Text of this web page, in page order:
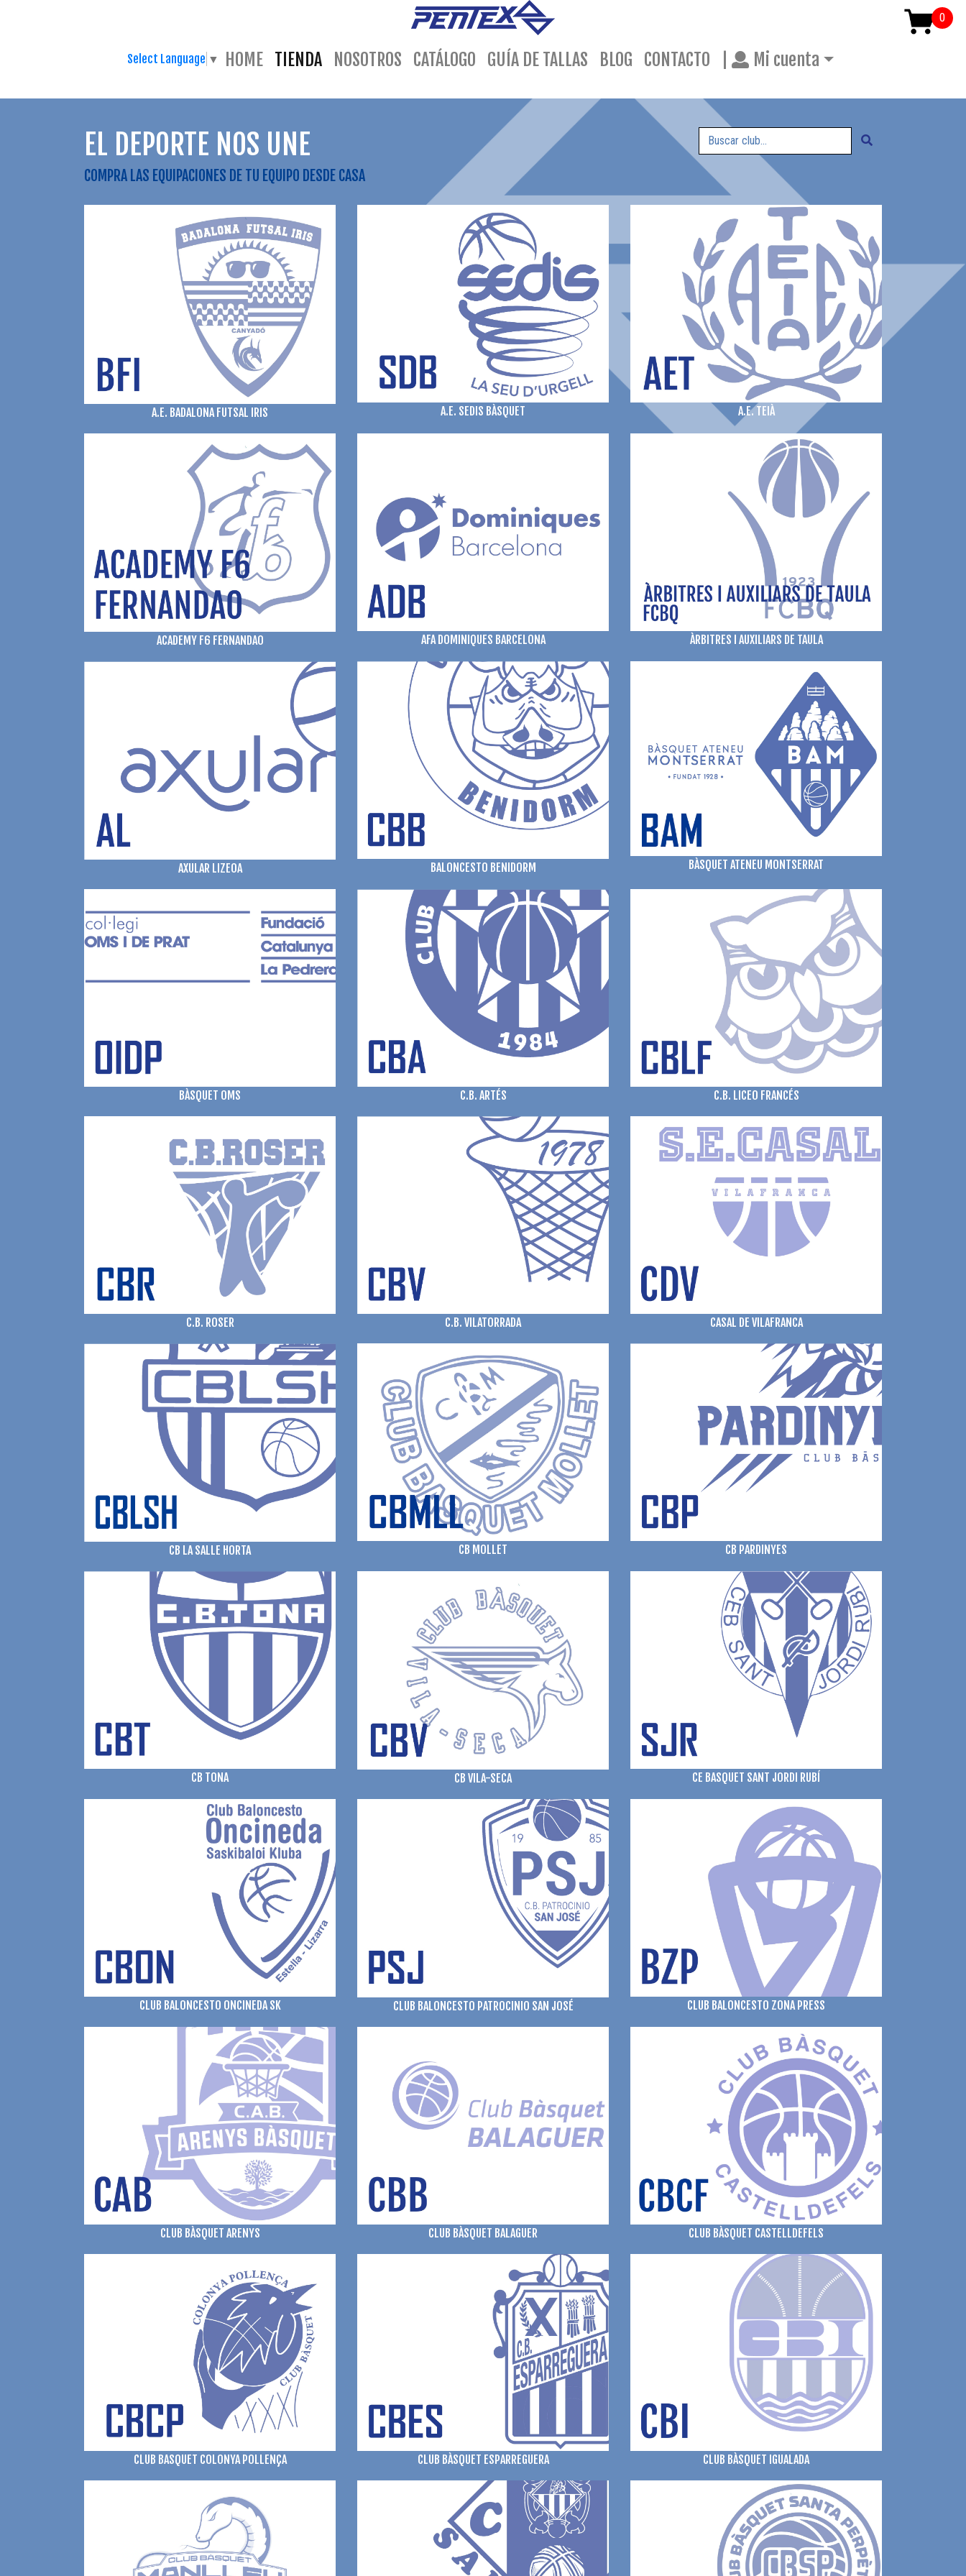
Select Language ▼ HOME TIENDA(current)
NOSOTROS CATÁLOGO GUÍA DE TALLAS BLOG CONTACTO Mi cuenta
EL DEPORTE NOS UNE
COMPRA LAS EQUIPACIONES DE TU EQUIPO DESDE CASA
A.E. BADALONA FUTSAL IRIS A.E. SEDIS BÀSQUET A.E. TEIÀ
ACADEMY F6 FERNANDAO AFA DOMINIQUES BARCELONA ÀRBITRES I AUXILIARS DE TAULA
AXULAR LIZEOA BALONCESTO BENIDORM BÀSQUET ATENEU MONTSERRAT
BÀSQUET OMS C.B. ARTÉS C.B. LICEO FRANCÉS
C.B. ROSER C.B. VILATORRADA CASAL DE VILAFRANCA
CB LA SALLE HORTA CB MOLLET CB PARDINYES
CB TONA CB VILA-SECA CE BASQUET SANT JORDI RUBÍ
CLUB BALONCESTO ONCINEDA SK CLUB BALONCESTO PATROCINIO SAN JOSÉ CLUB BALONCESTO ZONA PRESS
CLUB BÀSQUET ARENYS CLUB BÀSQUET BALAGUER CLUB BÀSQUET CASTELLDEFELS
CLUB BASQUET COLONYA POLLENÇA CLUB BÀSQUET ESPARREGUERA CLUB BÀSQUET IGUALADA